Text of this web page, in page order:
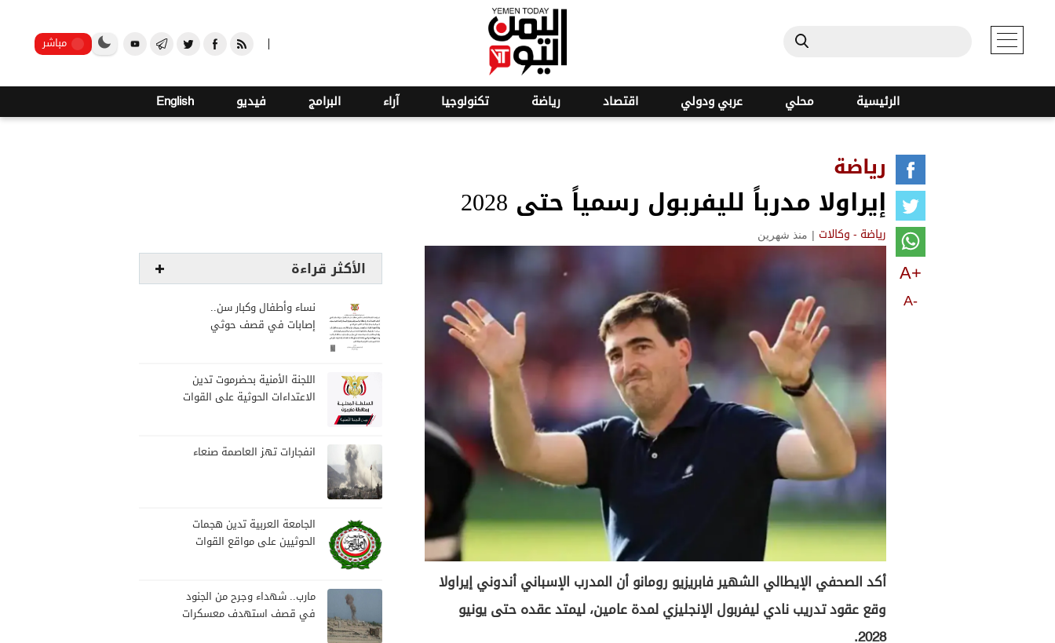
مباشر
الرئيسية محلي عربي ودولي اقتصاد رياضة تكنولوجيا آراء البرامج فيديو English
رياضة
إيراولا مدرباً لليفربول رسمياً حتى 2028
رياضة - وكالات | منذ شهرين
A+
A-
أكد الصحفي الإيطالي الشهير فابريزيو رومانو أن المدرب الإسباني أندوني إيراولا
وقع عقود تدريب نادي ليفربول الإنجليزي لمدة عامين، ليمتد عقده حتى يونيو
2028.
الأكثر قراءة
نساء وأطفال وكبار سن..
إصابات في قصف حوثي
اللجنة الأمنية بحضرموت تدين
الاعتداءات الحوثية على القوات
انفجارات تهز العاصمة صنعاء
الجامعة العربية تدين هجمات
الحوثيين على مواقع القوات
مارب.. شهداء وجرح من الجنود
في قصف استهدف معسكرات